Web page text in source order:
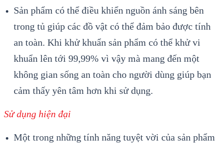
Sản phẩm có thể điều khiển nguồn ánh sáng bên
trong tủ giúp các đồ vật có thể đảm bảo được tính
an toàn. Khi khử khuẩn sản phẩm có thể khử vi
khuẩn lên tới 99,99% vì vậy mà mang đến một
không gian sống an toàn cho người dùng giúp bạn
cảm thấy yên tâm hơn khi sử dụng.
Sử dụng hiện đại
Một trong những tính năng tuyệt vời của sản phẩm